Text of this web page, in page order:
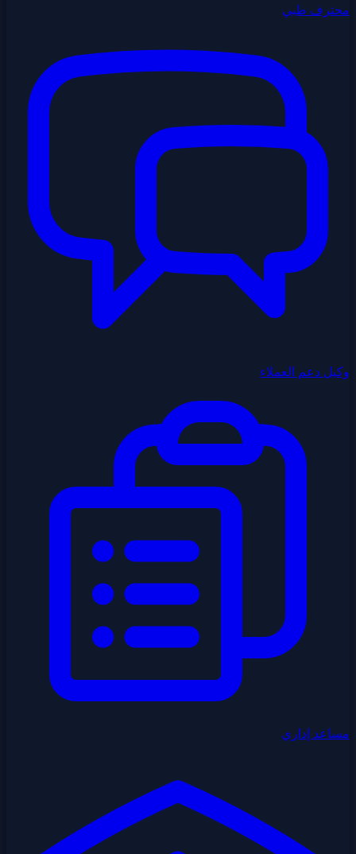
محترف طبي
وكيل دعم العملاء
مساعد إداري